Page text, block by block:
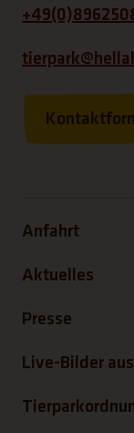
Anfahrt
Aktuelles
Presse
Live-Bilder